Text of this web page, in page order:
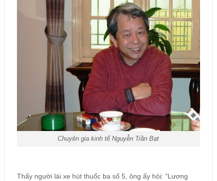
Chuyên gia kinh tế Nguyễn Trần Bạt
Thấy người lái xe hút thuốc ba số 5, ông ấy hỏi: "Lương